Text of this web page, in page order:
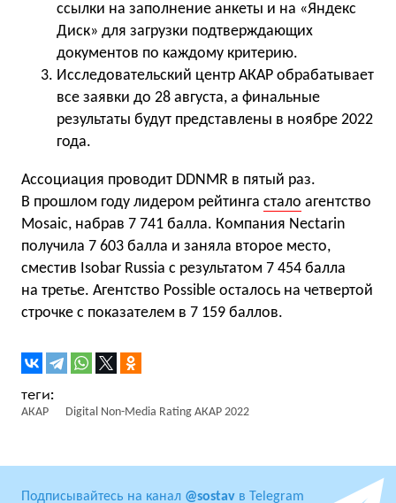
ссылки на заполнение анкеты и на «Яндекс
Диск» для загрузки подтверждающих
документов по каждому критерию.
Исследовательский центр АКАР обрабатывает
все заявки до 28 августа, а финальные
результаты будут представлены в ноябре 2022
года.
Ассоциация проводит DDNMR в пятый раз.
В прошлом году лидером рейтинга стало агентство
Mosaic, набрав 7 741 балла. Компания Nectarin
получила 7 603 балла и заняла второе место,
сместив Isobar Russia с результатом 7 454 балла
на третье. Агентство Possible осталось на четвертой
строчке с показателем в 7 159 баллов.
АКАР Digital Non-Media Rating АКАР 2022
Подписывайтесь на канал @sostav в Telegram